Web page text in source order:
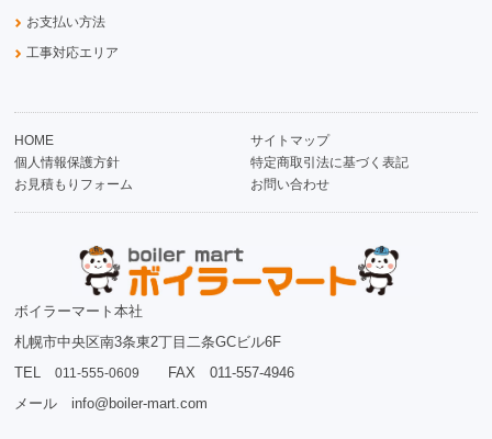
お支払い方法
工事対応エリア
HOME
サイトマップ
個人情報保護方針
特定商取引法に基づく表記
お見積もりフォーム
お問い合わせ
ボイラーマート本社
札幌市中央区南3条東2丁目二条GCビル6F
TEL011-555-0609
FAX 011-557-4946
メール info@boiler-mart.com